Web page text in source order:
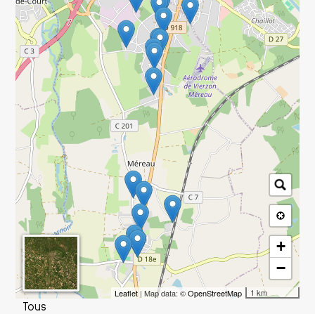
+
−
1 km
Leaflet| Map data: ©OpenStreetMap
Tous